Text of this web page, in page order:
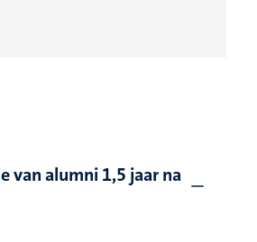
van alumni 1,5 jaar na